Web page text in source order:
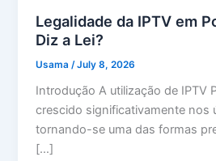
Legalidade da IPTV em
Diz a Lei?
Usama /July 8, 2026
Introdução A utilização de IPTV
crescido significativamente nos
tornando-se uma das formas
[…]